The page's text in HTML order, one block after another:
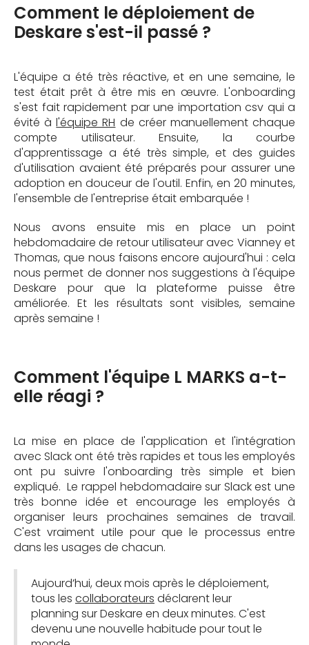
Comment le déploiement de
Deskare s'est-il passé ?
L'équipe a été très réactive, et en une semaine, le
test était prêt à être mis en œuvre. L'onboarding
s'est fait rapidement par une importation csv qui a
évité àl'équipe RH de créer manuellement chaque
compte utilisateur. Ensuite, la courbe
d'apprentissage a été très simple, et des guides
d'utilisation avaient été préparés pour assurer une
adoption en douceur de l'outil. Enfin, en 20 minutes,
l'ensemble de l'entreprise était embarquée !
Nous avons ensuite mis en place un point
hebdomadaire de retour utilisateur avec Vianney et
Thomas, que nous faisons encore aujourd'hui : cela
nous permet de donner nos suggestions à l'équipe
Deskare pour que la plateforme puisse être
améliorée. Et les résultats sont visibles, semaine
après semaine !
Comment l'équipe L MARKS a-t-
elle réagi ?
La mise en place de l'application et l'intégration
avec Slack ont été très rapides et tous les employés
ont pu suivre l'onboarding très simple et bien
expliqué. Le rappel hebdomadaire sur Slack est une
très bonne idée et encourage les employés à
organiser leurs prochaines semaines de travail.
C'est vraiment utile pour que le processus entre
dans les usages de chacun.
Aujourd’hui, deux mois après le déploiement,
tous les collaborateurs déclarent leur
planning sur Deskare en deux minutes. C'est
devenu une nouvelle habitude pour tout le